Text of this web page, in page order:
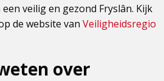
veilig en gezond Fryslân. Kijk
de website van Veiligheidsregio
over